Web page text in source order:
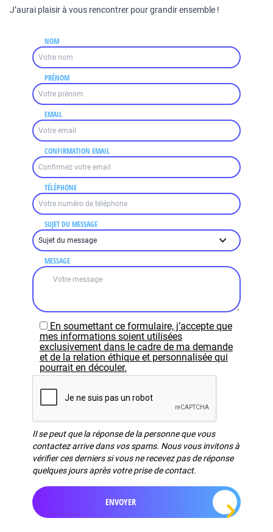
J’aurai plaisir à vous rencontrer pour grandir ensemble !
NOM
PRÉNOM
EMAIL
CONFIRMATION EMAIL
TÉLÉPHONE
SUJET DU MESSAGE
MESSAGE
En soumettant ce formulaire, j’accepte que
mes informations soient utilisées
exclusivement dans le cadre de ma demande
et de la relation éthique et personnalisée qui
pourrait en découler.
Il se peut que la réponse de la personne que vous
contactez arrive dans vos spams. Nous vous invitons à
vérifier ces derniers si vous ne recevez pas de réponse
quelques jours après votre prise de contact.